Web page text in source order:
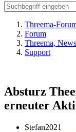
Threema-
Forum
Threema,
Support
Absturz
erneuter
Stefan2021